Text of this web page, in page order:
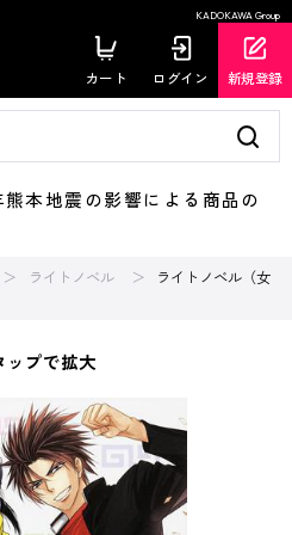
KADOKAWA Group
カート ログイン 新規登録
本地震の影響による商品の
ライトノベル
ライトノベル（女
ップで拡大